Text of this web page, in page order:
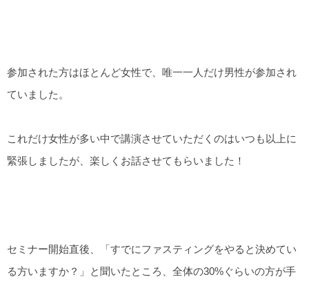
参加された方はほとんど女性で、唯一一人だけ男性が参加され
ていました。
これだけ女性が多い中で講演させていただくのはいつも以上に
緊張しましたが、楽しくお話させてもらいました！
セミナー開始直後、「すでにファスティングをやると決めてい
る方いますか？」と聞いたところ、全体の30%ぐらいの方が手